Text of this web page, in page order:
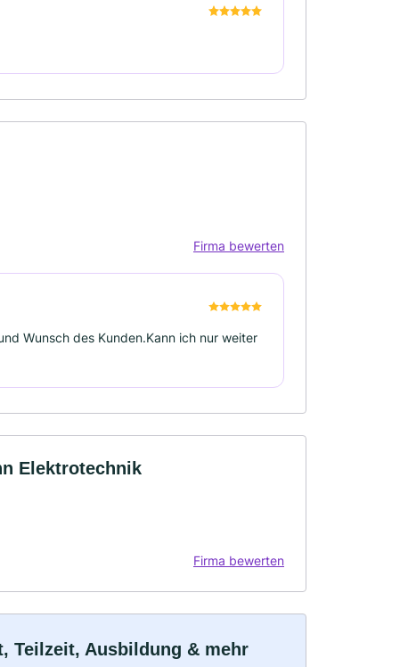
Firma bewerten
Wunsch des Kunden.Kann ich nur weiter
Elektrotechnik
Firma bewerten
Teilzeit, Ausbildung & mehr